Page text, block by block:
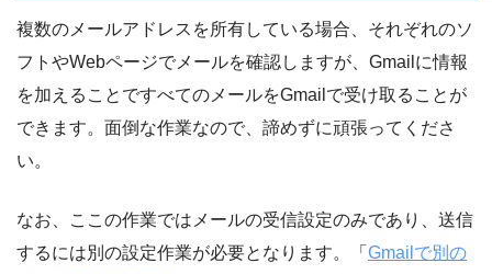
複数のメールアドレスを所有している場合、それぞれのソ
フトやWebページでメールを確認しますが、Gmailに情報
を加えることですべてのメールをGmailで受け取ることが
できます。面倒な作業なので、諦めずに頑張ってくださ
い。
なお、ここの作業ではメールの受信設定のみであり、送信
するには別の設定作業が必要となります。「 Gmailで別の